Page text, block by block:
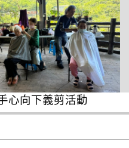
心向下義剪活動